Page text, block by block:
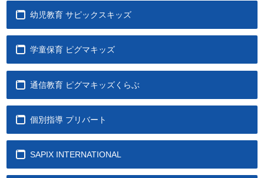
幼児教育 サピックスキッズ
学童保育 ピグマキッズ
通信教育 ピグマキッズくらぶ
個別指導 プリバート
SAPIX INTERNATIONAL